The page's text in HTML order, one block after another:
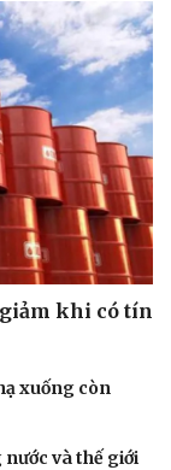
giảm khi có tín
xuống còn
và thế giới